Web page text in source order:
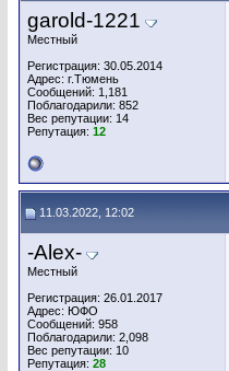
garold-1221
Местный
Регистрация: 30.05.2014
Адрес: г.Тюмень
Сообщений: 1,181
Поблагодарили: 852
Вес репутации: 14
Репутация: 12
11.03.2022, 12:02
-Alex-
Местный
Регистрация: 26.01.2017
Адрес: ЮФО
Сообщений: 958
Поблагодарили: 2,098
Вес репутации: 10
Репутация: 28